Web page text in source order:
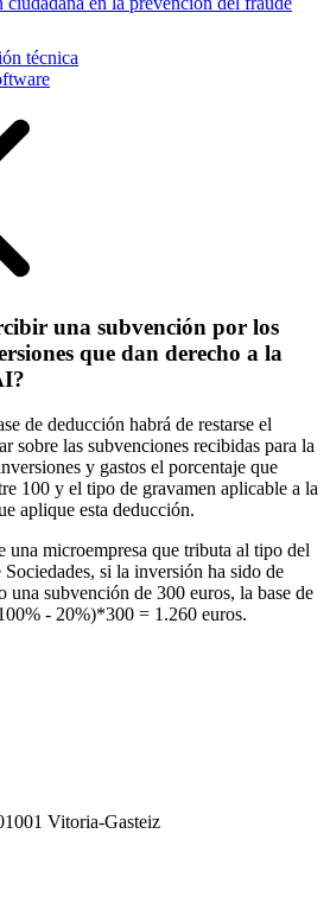
técnica
una subvención por los
que dan derecho a la
de deducción habrá de restarse el
sobre las subvenciones recibidas para la
y gastos el porcentaje que
100 y el tipo de gravamen aplicable a la
aplique esta deducción.
una microempresa que tributa al tipo del
si la inversión ha sido de
una subvención de 300 euros, la base de
- 20%)*300 = 1.260 euros.
Vitoria-Gasteiz